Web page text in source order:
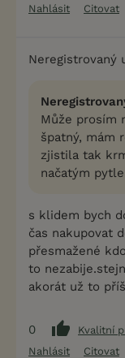
Nahlásit
Citovat
Neregistrovaný
Může prosím
špatný, mám
zjistila tak
načatým
s klidem bych
čas nakupovat
přesmažené
to
akorát už to
0
Kvalitní
Nahlásit
Citovat